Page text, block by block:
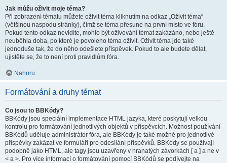
Jak můžu oživit moje téma?
Při zobrazení tématu můžete oživit téma kliknutím na odkaz „Oživit téma“
(většinou naspodu stránky), čímž se téma přesune na první místo ve fóru.
Pokud tento odkaz nevidíte, mohlo být oživování témat zakázáno, nebo ještě
neuběhla doba, po které je povoleno téma oživit. Oživit téma jde také
jednoduše tak, že do něho odešlete příspěvek. Pokud to ale budete dělat,
ujistěte se, že to není proti pravidlům fóra.
Nahoru
Formátování a druhy témat
Co jsou to BBKódy?
BBKódy jsou speciální implementace HTML jazyka, které poskytují velkou
kontrolu pro formátování jednotlivých objektů v příspěvcích. Možnost používání
BBKódů uděluje administrátor fóra, ale BBKódy je také možné pro jednotlivé
příspěvky zakázat ve formuláři pro odesílání příspěvků. BBKódy se používají
podobně jako HTML, ale tagy jsou uzavřeny v hranatých závorkách [ a ] a ne v
< a >. Pro více informací o formátování pomocí BBKódů se podívejte na